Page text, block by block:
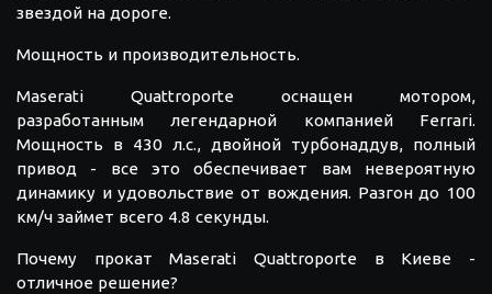
звездой на дороге.
Мощность и производительность.
Maserati Quattroporte оснащен мотором,
разработанным легендарной компанией Ferrari.
Мощность в 430 л.с., двойной турбонаддув, полный
привод - все это обеспечивает вам невероятную
динамику и удовольствие от вождения. Разгон до 100
км/ч займет всего 4.8 секунды.
Почему прокат Maserati Quattroporte в Киеве -
отличное решение?